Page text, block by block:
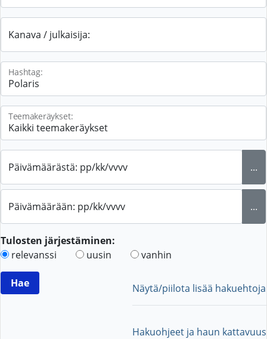
Kanava / julkaisija:
Hashtag:
Teemakeräykset:
Päivämäärästä: pp/kk/vvvv ...
Päivämäärään: pp/kk/vvvv ...
Tulosten järjestäminen:
relevanssi
uusin vanhin
Näytä/piilota lisää hakuehtoja
Hakuohjeet ja haun kattavuus